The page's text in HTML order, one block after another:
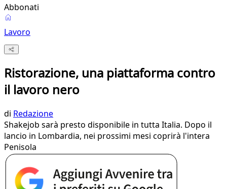
Abbonati
Lavoro
Ristorazione, una piattaforma contro
il lavoro nero
di Redazione
Shakejob sarà presto disponibile in tutta Italia. Dopo il
lancio in Lombardia, nei prossimi mesi coprirà l'intera
Penisola